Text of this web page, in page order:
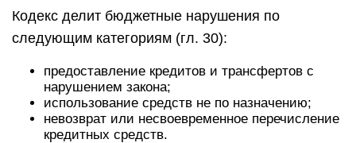
Кодекс делит бюджетные нарушения по
следующим категориям (гл. 30):
предоставление кредитов и трансфертов с
нарушением закона;
использование средств не по назначению;
невозврат или несвоевременное перечисление
кредитных средств.